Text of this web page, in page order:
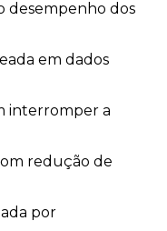
desempenho dos
em dados
interromper a
redução de
por